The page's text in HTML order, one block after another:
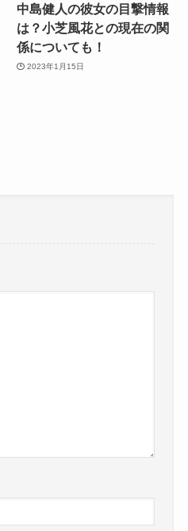
中島健人の彼女の目撃情報
は？小芝風花との現在の関
係についても！
2023年1月15日